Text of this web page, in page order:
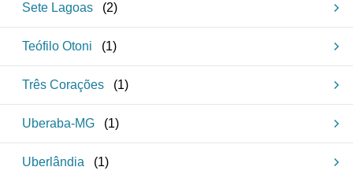
Sete Lagoas (2)
Teófilo Otoni (1)
Três Corações (1)
Uberaba-MG (1)
Uberlândia (1)